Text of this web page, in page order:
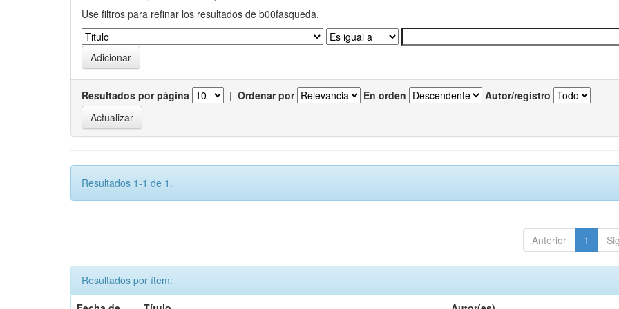
Use filtros para refinar los resultados de b00fasqueda.
Resultados por página | Ordenar por En orden Autor/registro
Resultados 1-1 de 1.
Anterior 1
Resultados por ítem: